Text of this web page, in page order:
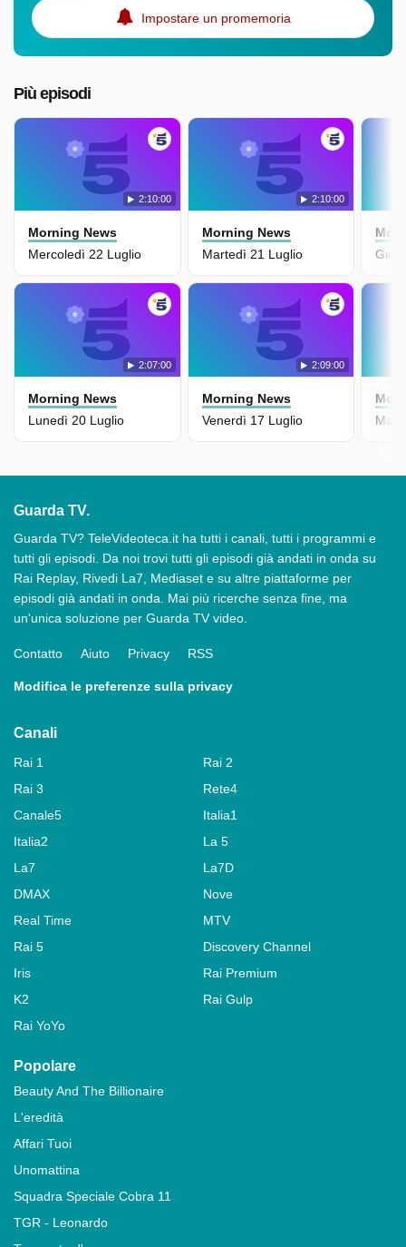
Impostare un promemoria
Più episodi
2:10:00
Morning News
Mercoledì 22 Luglio
2:10:00
Morning News
Martedì 21 Luglio
2:07:00
Morning News
Lunedì 20 Luglio
2:09:00
Morning News
Venerdì 17 Luglio
Guarda TV.
Guarda TV? TeleVideoteca.it ha tutti i canali, tutti i programmi e
tutti gli episodi. Da noi trovi tutti gli episodi già andati in onda su
Rai Replay, Rivedi La7, Mediaset e su altre piattaforme per
episodi già andati in onda. Mai più ricerche senza fine, ma
un'unica soluzione per Guarda TV video.
Contatto Aiuto Privacy RSS
Modifica le preferenze sulla privacy
Canali
Rai 1
Rai 2
Rai 3
Rete4
Canale5
Italia1
Italia2
La 5
La7
La7D
DMAX
Nove
Real Time
MTV
Rai 5
Discovery Channel
Iris
Rai Premium
K2
Rai Gulp
Rai YoYo
Popolare
Beauty And The Billionaire
L'eredità
Affari Tuoi
Unomattina
Squadra Speciale Cobra 11
TGR - Leonardo